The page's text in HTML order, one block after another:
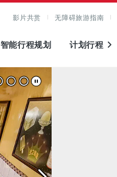
影片共赏 无障碍旅游指南
智能行程规划 计划行程